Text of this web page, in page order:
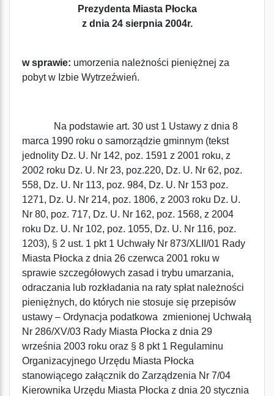
Prezydenta Miasta Płocka
z dnia 24 sierpnia 2004r.
w sprawie: umorzenia należności pieniężnej za
pobyt w Izbie Wytrzeźwień.
Na podstawie art. 30 ust 1 Ustawy z dnia 8
marca 1990 roku o samorządzie gminnym (tekst
jednolity Dz. U. Nr 142, poz. 1591 z 2001 roku, z
2002 roku Dz. U. Nr 23, poz.220, Dz. U. Nr 62, poz.
558, Dz. U. Nr 113, poz. 984, Dz. U. Nr 153 poz.
1271, Dz. U. Nr 214, poz. 1806, z 2003 roku Dz. U.
Nr 80, poz. 717, Dz. U. Nr 162, poz. 1568, z 2004
roku Dz. U. Nr 102, poz. 1055, Dz. U. Nr 116, poz.
1203), § 2 ust. 1 pkt 1 Uchwały Nr 873/XLII/01 Rady
Miasta Płocka z dnia 26 czerwca 2001 roku w
sprawie szczegółowych zasad i trybu umarzania,
odraczania lub rozkładania na raty spłat należności
pieniężnych, do których nie stosuje się przepisów
ustawy – Ordynacja podatkowa zmienionej Uchwałą
Nr 286/XV/03 Rady Miasta Płocka z dnia 29
września 2003 roku oraz § 8 pkt 1 Regulaminu
Organizacyjnego Urzędu Miasta Płocka
stanowiącego załącznik do Zarządzenia Nr 7/04
Kierownika Urzędu Miasta Płocka z dnia 20 stycznia